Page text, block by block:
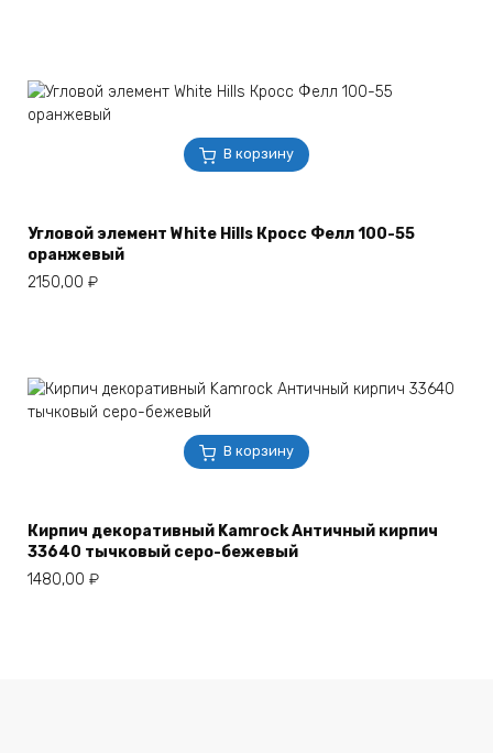
В корзину
Угловой элемент White Hills Кросс Фелл 100-55
оранжевый
2150,00 ₽
В корзину
Кирпич декоративный Kamrock Античный кирпич
33640 тычковый серо-бежевый
1480,00 ₽